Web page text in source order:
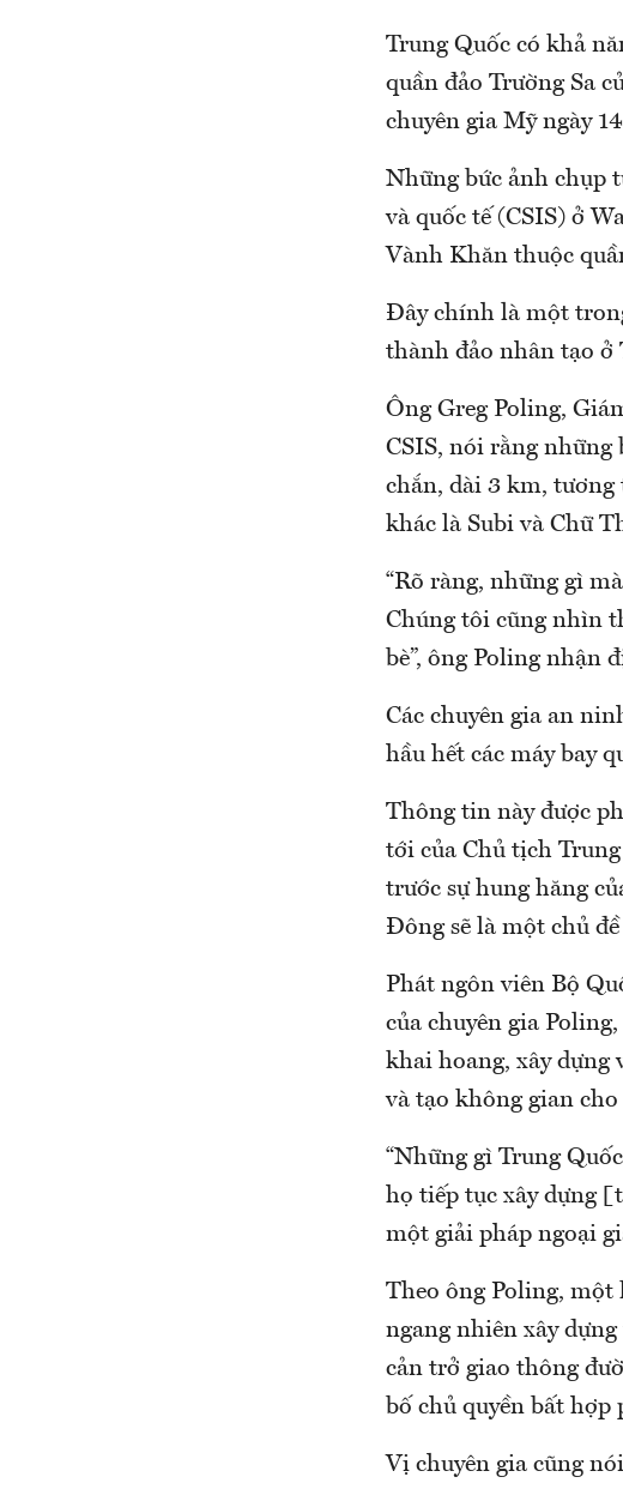
Trung Quốc có khả
quần đảo Trường Sa
chuyên gia Mỹ ngày
Những bức ảnh chụp
và quốc tế (CSIS) ở
Vành Khăn thuộc
Đây chính là một
thành đảo nhân tạo ở
Ông Greg Poling,
CSIS, nói rằng
chắn, dài 3 km,
khác là Subi và Chữ
“Rõ ràng, những gì
Chúng tôi cũng nhìn
bè”, ông Poling nhận
Các chuyên gia an
hầu hết các máy bay
Thông tin này được
tới của Chủ tịch
trước sự hung hăng
Đông sẽ là một chủ
Phát ngôn viên Bộ
của chuyên gia
khai hoang, xây dựng
và tạo không gian cho
“Những gì Trung
họ tiếp tục xây dựng
một giải pháp ngoại
Theo ông Poling, một
ngang nhiên xây
cản trở giao thông
bố chủ quyền bất hợp
Vị chuyên gia cũng